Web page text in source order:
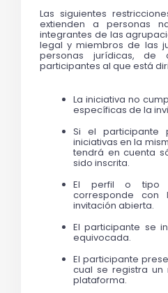
Las siguientes
extienden a personas
integrantes de las
legal y miembros de las
personas jurídicas,
participantes al que está
La iniciativa no
específicas de la
Si el participante
iniciativas en la
tendrá en cuenta
sido inscrita.
El perfil o tipo
corresponde
invitación abierta.
El participante se
equivocada.
El participante
cual se registra
plataforma.